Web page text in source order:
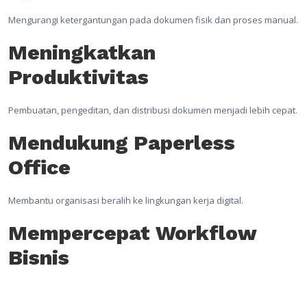
Mengurangi ketergantungan pada dokumen fisik dan proses manual.
Meningkatkan
Produktivitas
Pembuatan, pengeditan, dan distribusi dokumen menjadi lebih cepat.
Mendukung Paperless
Office
Membantu organisasi beralih ke lingkungan kerja digital.
Mempercepat Workflow
Bisnis